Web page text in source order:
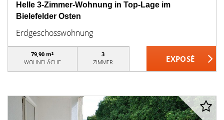
Helle 3-Zimmer-Wohnung in Top-Lage im
Bielefelder Osten
Erdgeschosswohnung
79,90 m²
WOHNFLÄCHE
3
ZIMMER